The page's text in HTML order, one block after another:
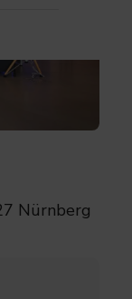
Nürnberg